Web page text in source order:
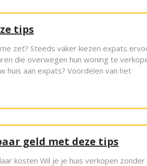
tips
zet? Steeds vaker kiezen expats
die overwegen hun woning te
huis aan expats? Voordelen van het
geld met deze tips
kosten Wil je je huis verkopen zonder